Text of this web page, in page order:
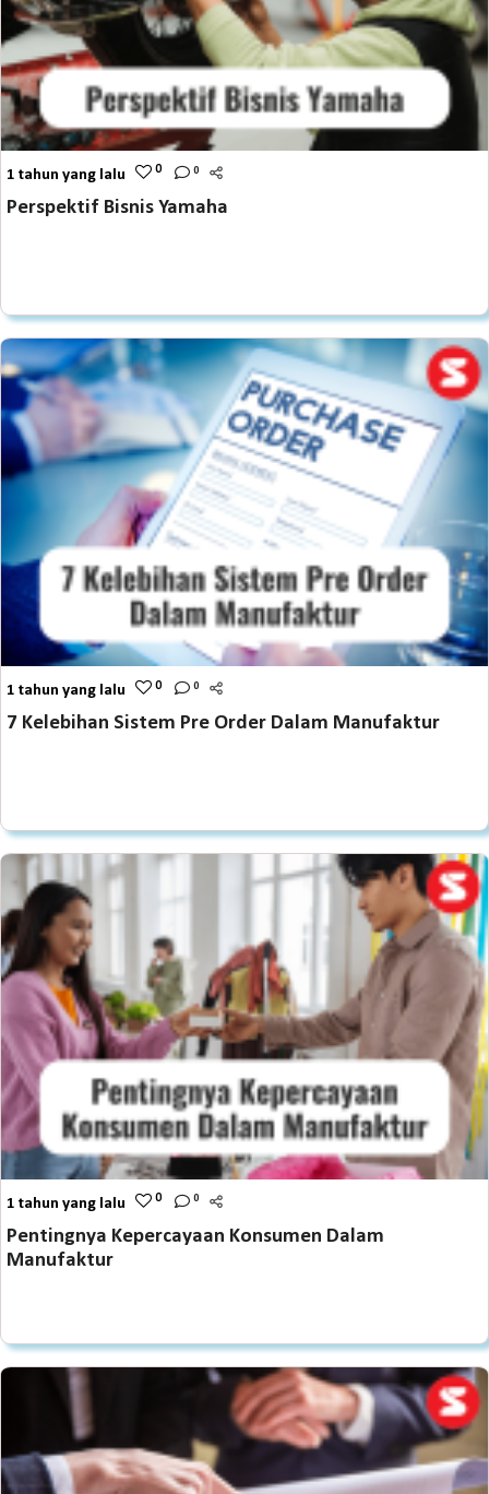
1 tahun yang lalu 0 0
Perspektif Bisnis Yamaha
1 tahun yang lalu 0 0
7 Kelebihan Sistem Pre Order Dalam Manufaktur
1 tahun yang lalu 0 0
Pentingnya Kepercayaan Konsumen Dalam
Manufaktur